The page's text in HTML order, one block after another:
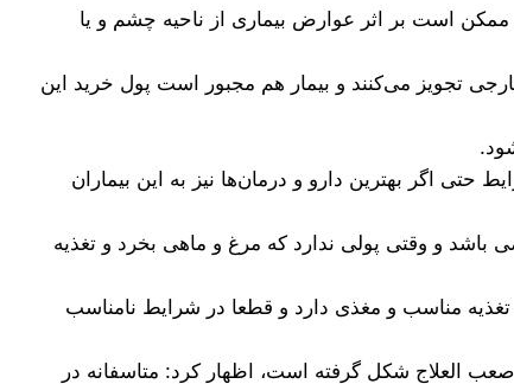
است بر اثر عوارض بیماری از ناحیه چشم و یا
تجویز می‌کنند و بیمار هم مجبور است پول خرید این
حتی اگر بهترین دارو و درمان‌ها نیز به این بیماران
باشد و وقتی پولی ندارد که مرغ و ماهی بخرد و تغذیه
مناسب و مغذی دارد و قطعا در شرایط نامناسب
العلاج شکل گرفته است، اظهار کرد: متاسفانه در